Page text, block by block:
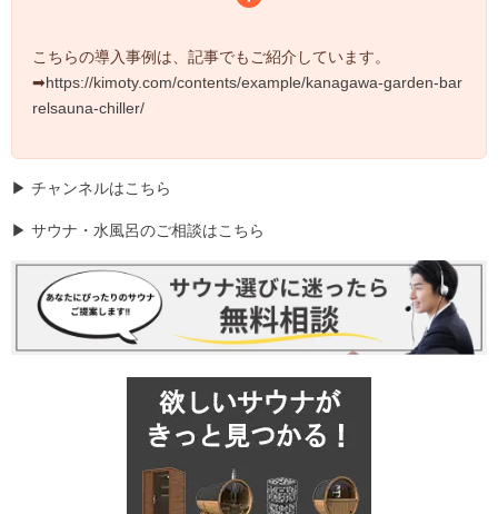
こちらの導入事例は、記事でもご紹介しています。
➡https://kimoty.com/contents/example/kanagawa-garden-bar
relsauna-chiller/
▶ チャンネルはこちら
▶ サウナ・水風呂のご相談はこちら